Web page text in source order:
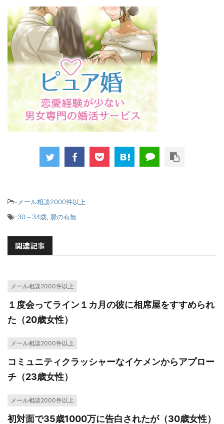
- メール相談2000件以上
-30～34歳, 脈の有無
関連記事
メール相談2000件以上
１度会ってライン１カ月の彼に相席屋をすすめられ
た（20歳女性）
メール相談2000件以上
コミュニティクラッシャーなイケメンからアプロー
チ（23歳女性）
メール相談2000件以上
初対面で35歳1000万に告白されたが（30歳女性）